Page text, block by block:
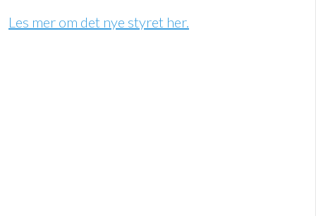
Les mer om det nye styret her.